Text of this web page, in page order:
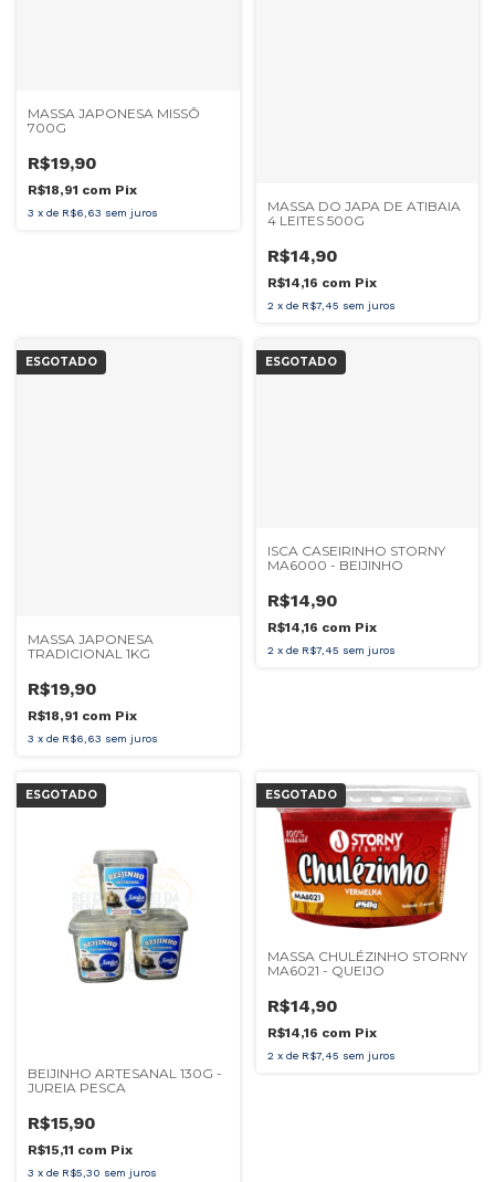
MASSA JAPONESA MISSÔ
700G
R$19,90
R$18,91 com Pix
3 x de R$6,63 sem juros
MASSA DO JAPA DE ATIBAIA
4 LEITES 500G
R$14,90
R$14,16 com Pix
2 x de R$7,45 sem juros
ESGOTADO
MASSA JAPONESA
TRADICIONAL 1KG
R$19,90
R$18,91 com Pix
3 x de R$6,63 sem juros
ESGOTADO
ISCA CASEIRINHO STORNY
MA6000 - BEIJINHO
R$14,90
R$14,16 com Pix
2 x de R$7,45 sem juros
ESGOTADO
BEIJINHO ARTESANAL 130G -
JUREIA PESCA
R$15,90
R$15,11 com Pix
3 x de R$5,30 sem juros
ESGOTADO
MASSA CHULÉZINHO STORNY
MA6021 - QUEIJO
R$14,90
R$14,16 com Pix
2 x de R$7,45 sem juros